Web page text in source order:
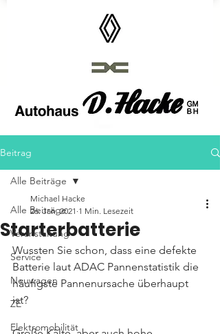
Autohaus D.Hacke GmbH
Beitrag
Alle Beiträge
Veranstaltung
Service
Neuwagen
ZE
Elektromobilität
Alle Beiträge
Starterbatterie
Michael Hacke
26. Jan. 2021 1 Min. Lesezeit
Wussten Sie schon, dass eine defekte
Batterie laut ADAC Pannenstatistik die
häufigste Pannenursache überhaupt
ist?